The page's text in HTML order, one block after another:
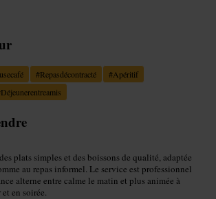
#Repasdécontracté #Apéritif
Déjeunerentreamis
plats simples et des boissons de qualité, adaptée
au repas informel. Le service est professionnel
alterne entre calme le matin et plus animée à
en soirée.